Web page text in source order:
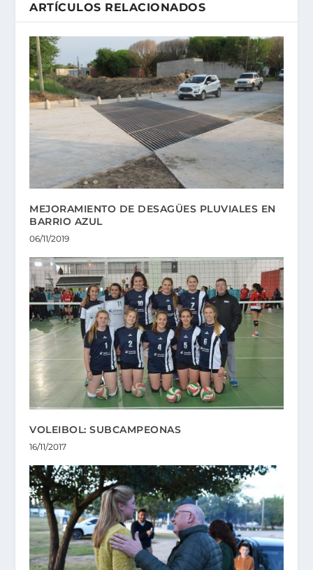
ARTÍCULOS RELACIONADOS
MEJORAMIENTO DE DESAGÜES PLUVIALES EN
BARRIO AZUL
06/11/2019
VOLEIBOL: SUBCAMPEONAS
16/11/2017